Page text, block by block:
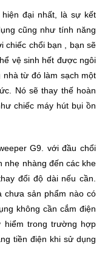
đại nhất, là sự kết
cũng như tính năng
chiếc chổi bạn , bạn sẽ
vệ sinh hết được ngôi
từ đó làm sạch một
Nó sẽ thay thế hoàn
chiếc máy hút bụi ồn
G9. với đầu chổi
nhẹ nhàng đến các khe
đổi độ dài nếu cần.
sản phẩm nào có
không cần cắm điện
hiểm trong trường hợp
tiền điện khi sử dụng